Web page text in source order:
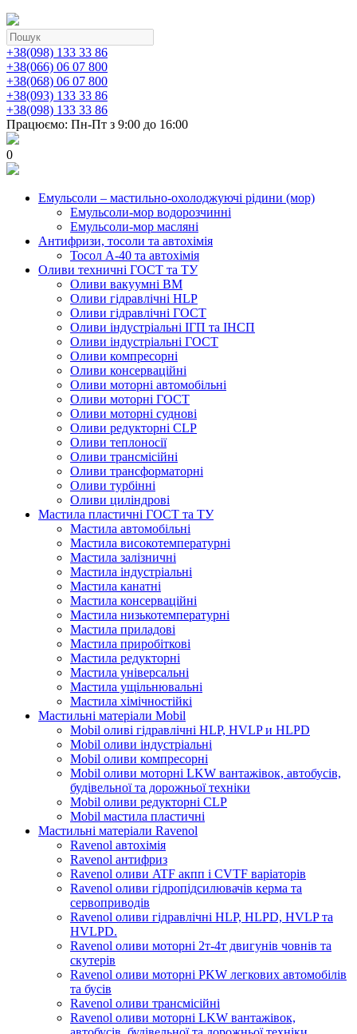
+38(098) 133 33 86
+38(066) 06 07 800
+38(068) 06 07 800
+38(093) 133 33 86
+38(098) 133 33 86
Працюємо: Пн-Пт з 9:00 до 16:00
0
Емульсоли – мастильно-охолоджуючі рідини (мор)
Емульсоли-мор водорозчинні
Емульсоли-мор масляні
Антифризи, тосоли та автохімія
Тосол А-40 та автохімія
Оливи техничні ГОСТ та ТУ
Оливи вакуумні ВМ
Оливи гідравлічні HLP
Оливи гідравлічні ГОСТ
Оливи індустріальні ІГП та ІНСП
Оливи індустріальні ГОСТ
Оливи компресорні
Оливи консерваційні
Оливи моторні автомобільні
Оливи моторні ГОСТ
Оливи моторні суднові
Оливи редукторні CLP
Оливи теплоносії
Оливи трансмісійні
Оливи трансформаторні
Оливи турбінні
Оливи циліндрові
Мастила пластичні ГОСТ та ТУ
Мастила автомобільні
Мастила високотемпературні
Мастила залізничні
Мастила індустріальні
Мастила канатні
Мастила консерваційні
Мастила низькотемпературні
Мастила приладові
Мастила приробіткові
Мастила редукторні
Мастила універсальні
Мастила ущільнювальні
Мастила хімічностійкі
Мастильні матеріали Mobil
Mobil оливі гідравлічні HLP, HVLP и HLPD
Mobil оливи індустріальні
Mobil оливи компресорні
Mobil оливи моторні LKW вантажівок, автобусів,
будівельної та дорожньої техніки
Mobil оливи редукторні CLP
Mobil мастила пластичні
Мастильні матеріали Ravenol
Ravenol автохімія
Ravenol антифриз
Ravenol оливи ATF акпп і CVTF варіаторів
Ravenol оливи гідропідсилювачів керма та
сервоприводів
Ravenol оливи гідравлічні HLP, HLPD, HVLP та
HVLPD.
Ravenol оливи моторні 2т-4т двигунів човнів та
скутерів
Ravenol оливи моторні PKW легкових автомобілів
та бусів
Ravenol оливи трансмісійні
Ravenol оливи моторні LKW вантажівок,